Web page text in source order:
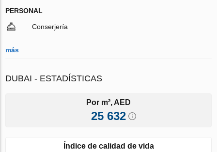
PERSONAL
Conserjería
más
DUBAI - ESTADÍSTICAS
Por m², AED
25 632
Índice de calidad de vida